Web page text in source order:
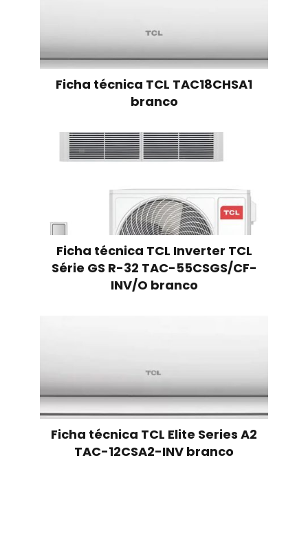
Ficha técnica TCL TAC18CHSA1
branco
Ficha técnica TCL Inverter TCL
Série GS R-32 TAC-55CSGS/CF-
INV/O branco
Ficha técnica TCL Elite Series A2
TAC-12CSA2-INV branco